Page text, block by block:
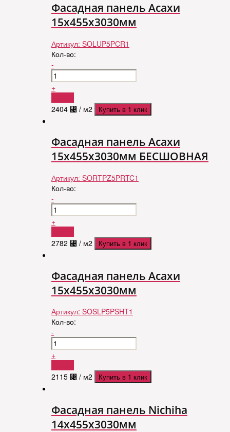
Фасадная панель Асахи
15х455х3030мм
Артикул: SOLUP5PCR1
Кол-во:
-
+
2404 ⃄ / м2 Купить в 1 клик
Фасадная панель Асахи
15х455х3030мм БЕСШОВНАЯ
Артикул: SORTPZ5PRTC1
Кол-во:
-
+
2782 ⃄ / м2 Купить в 1 клик
Фасадная панель Асахи
15х455х3030мм
Артикул: SOSLP5PSHT1
Кол-во:
-
+
2115 ⃄ / м2 Купить в 1 клик
Фасадная панель Nichiha
14х455х3030мм